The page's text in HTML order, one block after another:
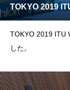
TOKYO 2019
TOKYO 2019 ITU
した。